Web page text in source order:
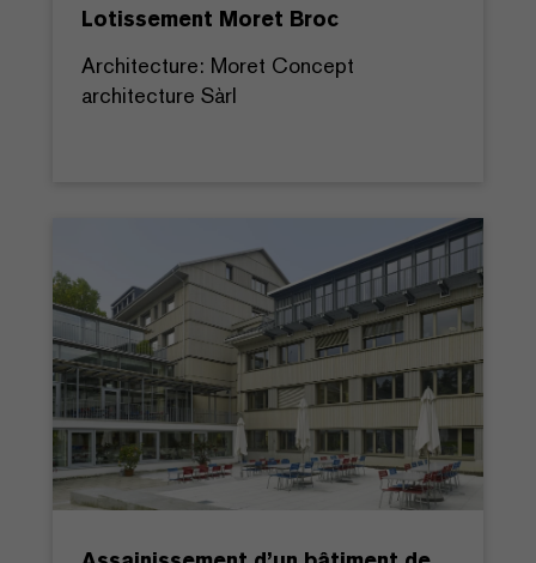
Lotissement Moret Broc
Architecture: Moret Concept
architecture Sàrl